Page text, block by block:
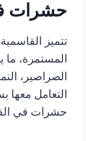
حشرات
تتميز
المستمرة، ما
الصراصير،
التعامل معها
حشرات في